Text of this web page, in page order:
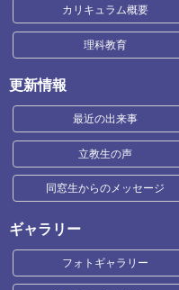
カリキュラム概要
理科教育
更新情報
最近の出来事
立教生の声
同窓生からのメッセージ
ギャラリー
フォトギャラリー